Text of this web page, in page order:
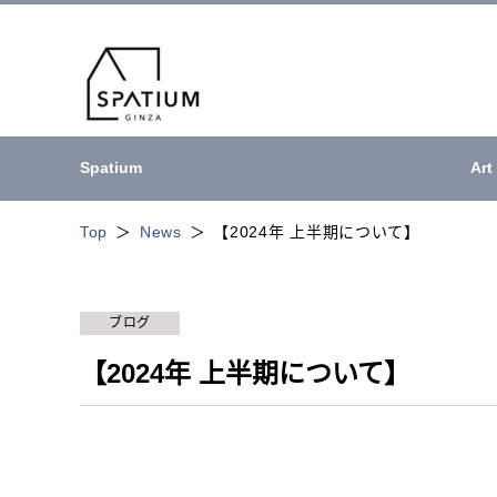
Spatium Art
Top News 【2024年 上半期について】
ブログ
【2024年 上半期について】